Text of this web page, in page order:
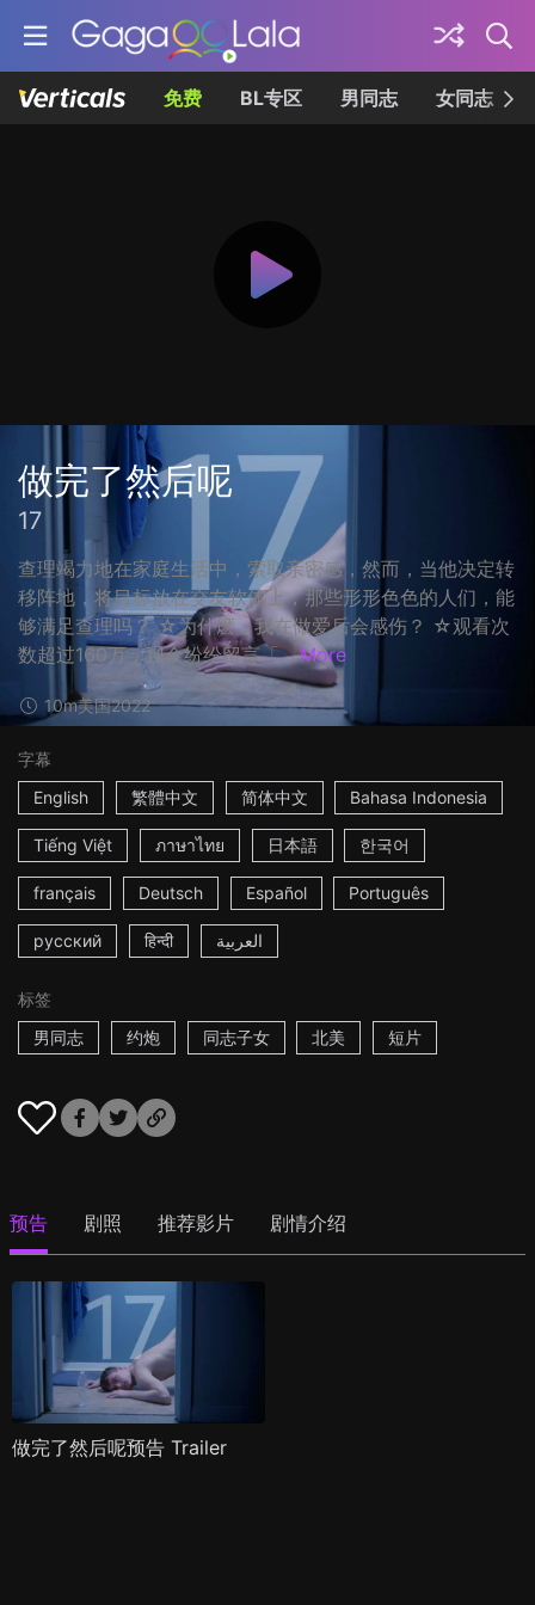
免费 BL专区 男同志 女同志
做完了然后呢
17
查理竭力地在家庭生活中，索取亲密感，然而，当他决定转
移阵地，将目标放在交友软体上，那些形形色色的人们，能
够满足查理吗？ ☆为什麽，我在做爱后会感伤？ ☆观看次
数超过160万，观众纷纷留言「... More
10m美国2022
字幕
English
繁體中文 简体中文 Bahasa Indonesia
Tiếng Việt ภาษาไทย 日本語 한국어
français Deutsch Español Português
русский हिन्दी العربية
标签
男同志
约炮 同志子女 北美 短片
预告 剧照 推荐影片 剧情介绍
做完了然后呢预告 Trailer